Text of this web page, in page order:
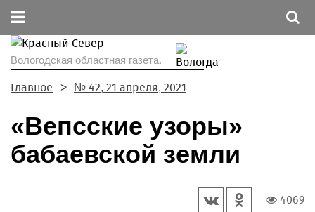
Вологодская областная газета.
Главное № 42, 21 апреля, 2021
«Вепсские узоры»
бабаевской земли
4069